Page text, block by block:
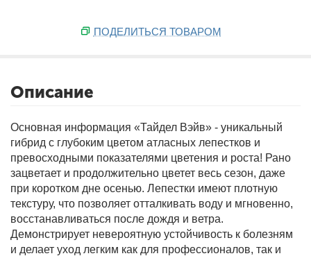
Фитолампы
ПОДЕЛИТЬСЯ ТОВАРОМ
Описание
Основная информация «Тайдел Вэйв» - уникальный
гибрид с глубоким цветом атласных лепестков и
превосходными показателями цветения и роста! Рано
зацветает и продолжительно цветет весь сезон, даже
при коротком дне осенью. Лепестки имеют плотную
текстуру, что позволяет отталкивать воду и мгновенно,
восстанавливаться после дождя и ветра.
Демонстрирует невероятную устойчивость к болезням
и делает уход легким как для профессионалов, так и